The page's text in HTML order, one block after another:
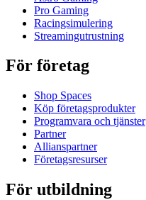
Pro Gaming
Racingsimulering
Streamingutrustning
För företag
Shop Spaces
Köp företagsprodukter
Programvara och tjänster
Partner
Allianspartner
Företagsresurser
För utbildning